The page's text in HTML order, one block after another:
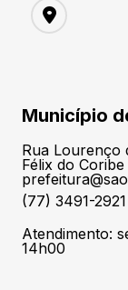
Município
Rua Lourenço
Félix do
(77) 3491-2921
Atendimento:
14h00